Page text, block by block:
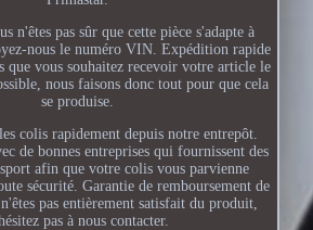
n'êtes pas sûr que cette pièce s'adapte à
nous le numéro VIN. Expédition rapide
que vous souhaitez recevoir votre article le
nous faisons donc tout pour que cela
se produise.
colis rapidement depuis notre entrepôt.
de bonnes entreprises qui fournissent des
afin que votre colis vous parvienne
sécurité. Garantie de remboursement de
pas entièrement satisfait du produit,
pas à nous contacter.